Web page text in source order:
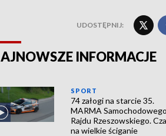
UDOSTĘPNIJ:
INFORMACJE
SPORT
74 załogi na starcie 35.
MARMA Samochodowego
Rajdu Rzeszowskiego.
na wielkie ściganie